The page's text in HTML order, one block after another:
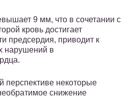
9 мм, что в сочетании с
кровь достигает
предсердия, приводит к
нарушений в
перспективе некоторые
снижение